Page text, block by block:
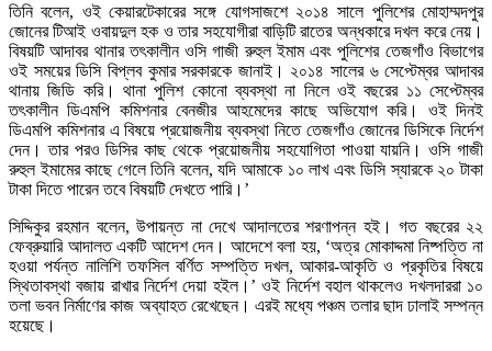
তিনি বলেন, ওই কেয়ারটেকারের সঙ্গে যোগসাজশে ২০১৪ সালে পুলিশের মোহাম্মদপুর
জোনের টিআই ওবায়দুল হক ও তার সহযোগীরা বাড়িটি রাতের অন্ধকারে দখল করে নেয়।
বিষয়টি আদাবর থানার তৎকালীন ওসি গাজী রুহুল ইমাম এবং পুলিশের তেজগাঁও বিভাগের
ওই সময়ের ডিসি বিপ্লব কুমার সরকারকে জানাই। ২০১৪ সালের ৬ সেপ্টেম্বর আদাবর
থানায় জিডি করি। থানা পুলিশ কোনো ব্যবস্থা না নিলে ওই বছরের ১১ সেপ্টেম্বর
তৎকালীন ডিএমপি কমিশনার বেনজীর আহমেদের কাছে অভিযোগ করি। ওই দিনই
ডিএমপি কমিশনার এ বিষয়ে প্রয়োজনীয় ব্যবস্থা নিতে তেজগাঁও জোনের ডিসিকে নির্দেশ
দেন। তার পরও ডিসির কাছ থেকে প্রয়োজনীয় সহযোগিতা পাওয়া যায়নি। ওসি গাজী
রুহুল ইমামের কাছে গেলে তিনি বলেন, যদি আমাকে ১০ লাখ এবং ডিসি স্যারকে ২০ টাকা
টাকা দিতে পারেন তবে বিষয়টি দেখতে পারি।’
সিদ্দিকুর রহমান বলেন, উপায়ন্ত না দেখে আদালতের শরণাপন্ন হই। গত বছরের ২২
ফেব্রুয়ারি আদালত একটি আদেশ দেন। আদেশে বলা হয়, ‘অত্র মোকাদ্দমা নিষ্পত্তি না
হওয়া পর্যন্ত নালিশি তফসিল বর্ণিত সম্পত্তি দখল, আকার-আকৃতি ও প্রকৃতির বিষয়ে
স্থিতাবস্থা বজায় রাখার নির্দেশ দেয়া হইল।’ ওই নির্দেশ বহাল থাকলেও দখলদাররা ১০
তলা ভবন নির্মাণের কাজ অব্যাহত রেখেছেন। এরই মধ্যে পঞ্চম তলার ছাদ ঢালাই সম্পন্ন
হয়েছে।